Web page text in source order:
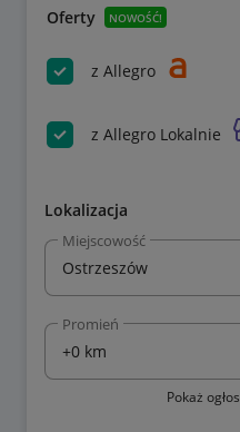
Oferty NOWOŚĆ!
z Allegro
z Allegro Lokalnie
Lokalizacja
Miejscowość
Promień
Pokaż